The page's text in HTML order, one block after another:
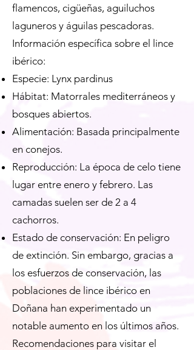
flamencos, cigüeñas, aguiluchos
laguneros y águilas pescadoras.
Información específica sobre el lince
ibérico:
Especie: Lynx pardinus
Hábitat: Matorrales mediterráneos y
bosques abiertos.
Alimentación: Basada principalmente
en conejos.
Reproducción: La época de celo tiene
lugar entre enero y febrero. Las
camadas suelen ser de 2 a 4
cachorros.
Estado de conservación: En peligro
de extinción. Sin embargo, gracias a
los esfuerzos de conservación, las
poblaciones de lince ibérico en
Doñana han experimentado un
notable aumento en los últimos años.
Recomendaciones para visitar el